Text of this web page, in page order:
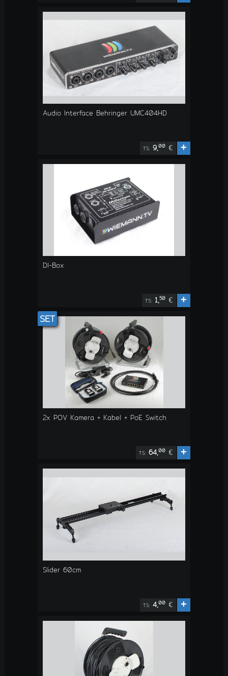
Audio Interface Behringer UMC404HD
TS: 9,00 € +
DI-Box
TS: 1,50 € +
SET
2x POV Kamera + Kabel + PoE Switch
TS: 64,00 € +
Slider 60cm
TS: 4,00 € +